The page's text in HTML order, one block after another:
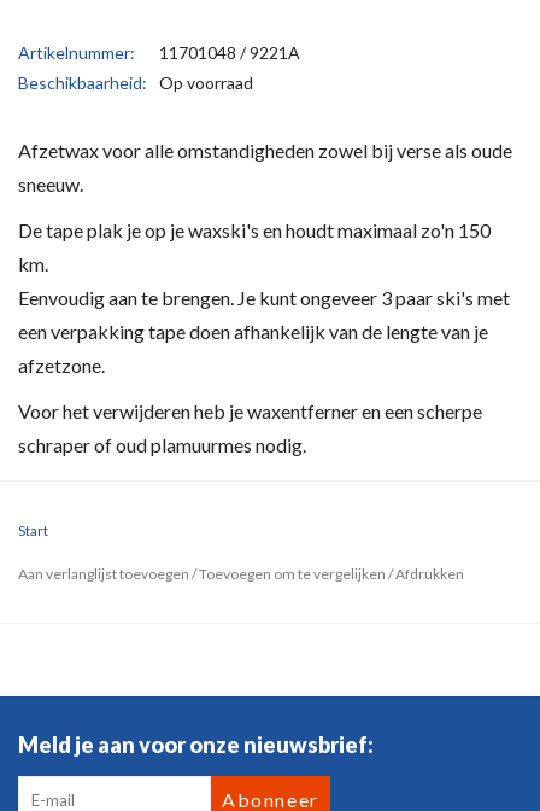
Artikelnummer:
11701048 / 9221A
Beschikbaarheid:
Op voorraad
Afzetwax voor alle omstandigheden zowel bij verse als oude
sneeuw.
De tape plak je op je waxski's en houdt maximaal zo'n 150
km.
Eenvoudig aan te brengen. Je kunt ongeveer 3 paar ski's met
een verpakking tape doen afhankelijk van de lengte van je
afzetzone.
Voor het verwijderen heb je waxentferner en een scherpe
schraper of oud plamuurmes nodig.
Start
Aan verlanglijst toevoegen /Toevoegen om te vergelijken /Afdrukken
Meld je aan voor onze nieuwsbrief:
Abonneer